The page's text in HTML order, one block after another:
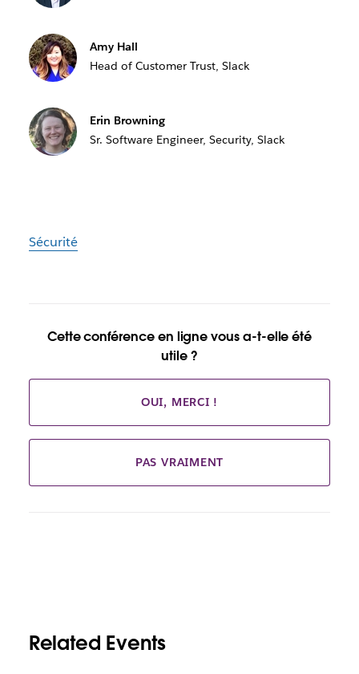
Amy Hall
Head of Customer Trust, Slack
Erin Browning
Sr. Software Engineer, Security, Slack
Sécurité
Cette conférence en ligne vous a-t-elle été
utile ?
OUI, MERCI !
PAS VRAIMENT
Related Events